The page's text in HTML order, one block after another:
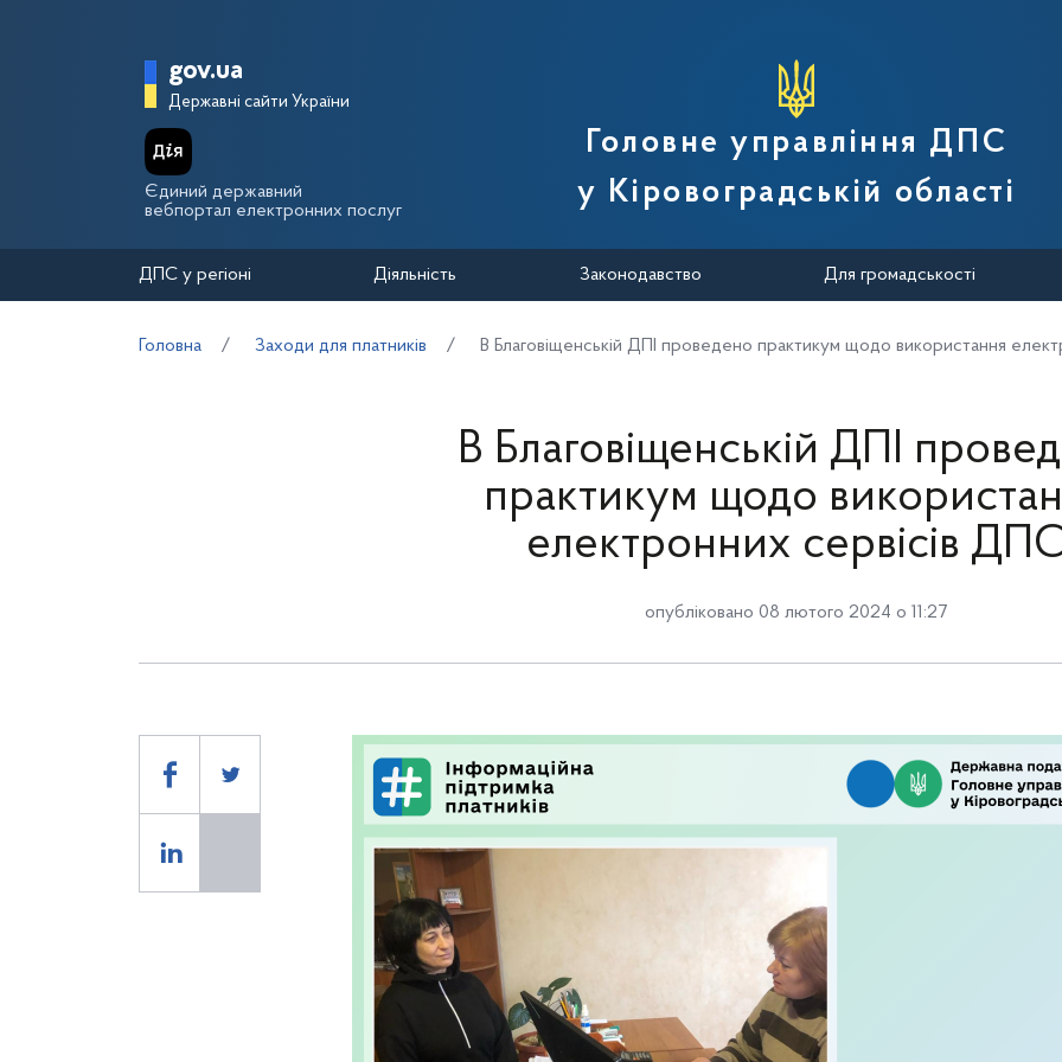
Головна сторінка Державної податкової служби України
gov.ua
Державні сайти України
Єдиний державний
вебпортал електронних послуг
Головне управління ДПС
у Кіровоградській області
ДПС у регіоні Діяльність Законодавство Для громадськості
Головна Заходи для платників В Благовіщенській ДПІ проведено практикум щодо використання
В Благовіщенській ДПІ
практикум щодо
електронних сервісів
опубліковано 08 лютого 2024 о 11:27